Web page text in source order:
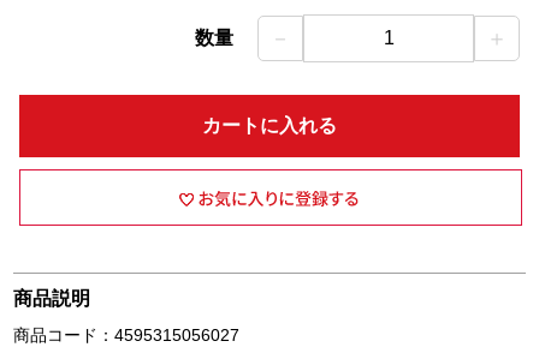
数量 － 1 ＋
カートに入れる
商品説明
商品コード：4595315056027